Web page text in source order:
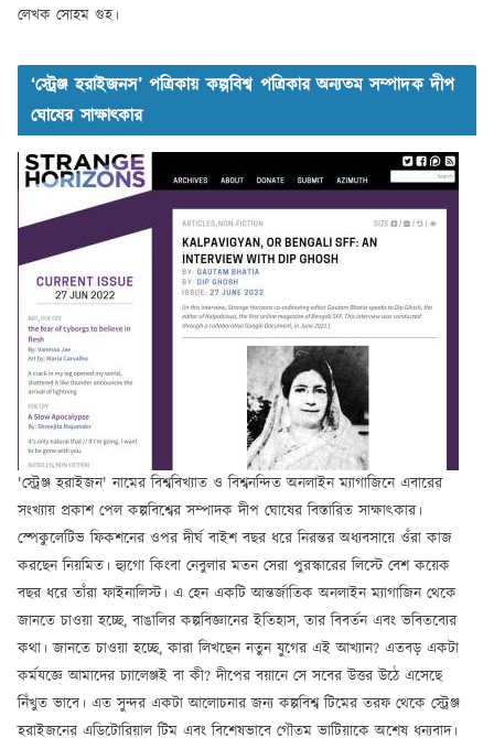
লেখক সোহম গুহ।
‘স্ট্রেঞ্জ হরাইজনস’ পত্রিকায় কল্পবিশ্ব পত্রিকার অন্যতম সম্পাদক দীপ
ঘোষের সাক্ষাৎকার
'স্ট্রেঞ্জ হরাইজন' নামের বিশ্ববিখ্যাত ও বিশ্বনন্দিত অনলাইন ম্যাগাজিনে এবারের
সংখ্যায় প্রকাশ পেল কল্পবিশ্বের সম্পাদক দীপ ঘোষের বিস্তারিত সাক্ষাৎকার।
স্পেকুলেটিভ ফিকশনের ওপর দীর্ঘ বাইশ বছর ধরে নিরন্তর অধ্যবসায়ে ওঁরা কাজ
করছেন নিয়মিত। হ্যুগো কিংবা নেবুলার মতন সেরা পুরস্কারের লিস্টে বেশ কয়েক
বছর ধরে তাঁরা ফাইনালিস্ট। এ হেন একটি আন্তর্জাতিক অনলাইন ম্যাগাজিন থেকে
জানতে চাওয়া হচ্ছে, বাঙালির কল্পবিজ্ঞানের ইতিহাস, তার বিবর্তন এবং ভবিতব্যের
কথা। জানতে চাওয়া হচ্ছে, কারা লিখছেন নতুন যুগের এই আখ্যান? এতবড় একটা
কর্মযজ্ঞে আমাদের চ্যালেঞ্জই বা কী? দীপের বয়ানে সে সবের উত্তর উঠে এসেছে
নিঁখুত ভাবে। এত সুন্দর একটা আলোচনার জন্য কল্পবিশ্ব টিমের তরফ থেকে স্ট্রেঞ্জ
হরাইজনের এডিটোরিয়াল টিম এবং বিশেষভাবে গৌতম ভাটিয়াকে অশেষ ধন্যবাদ।